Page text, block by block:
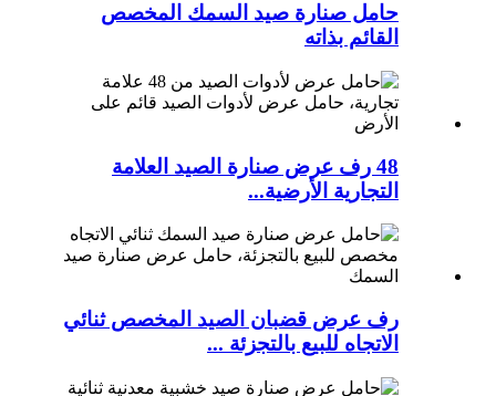
حامل صنارة صيد السمك المخصص
القائم بذاته
48 رف عرض صنارة الصيد العلامة
التجارية الأرضية...
رف عرض قضبان الصيد المخصص ثنائي
الاتجاه للبيع بالتجزئة ...